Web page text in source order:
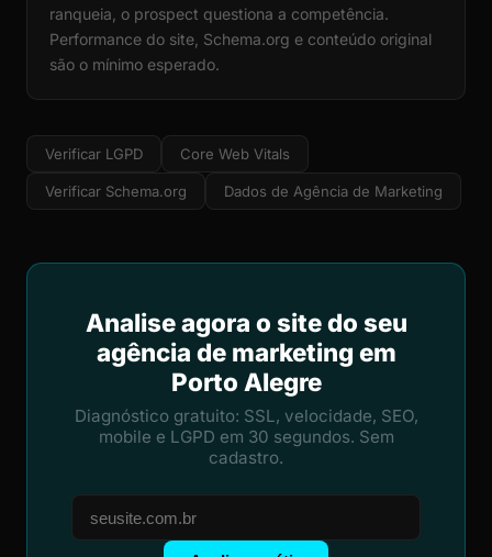
ranqueia, o prospect questiona a competência.
Performance do site, Schema.org e conteúdo original
são o mínimo esperado.
Verificar LGPD Core Web Vitals
Verificar Schema.org Dados de Agência de Marketing
Analise agora o site do seu
agência de marketing em
Porto Alegre
Diagnóstico gratuito: SSL, velocidade, SEO,
mobile e LGPD em 30 segundos. Sem
cadastro.